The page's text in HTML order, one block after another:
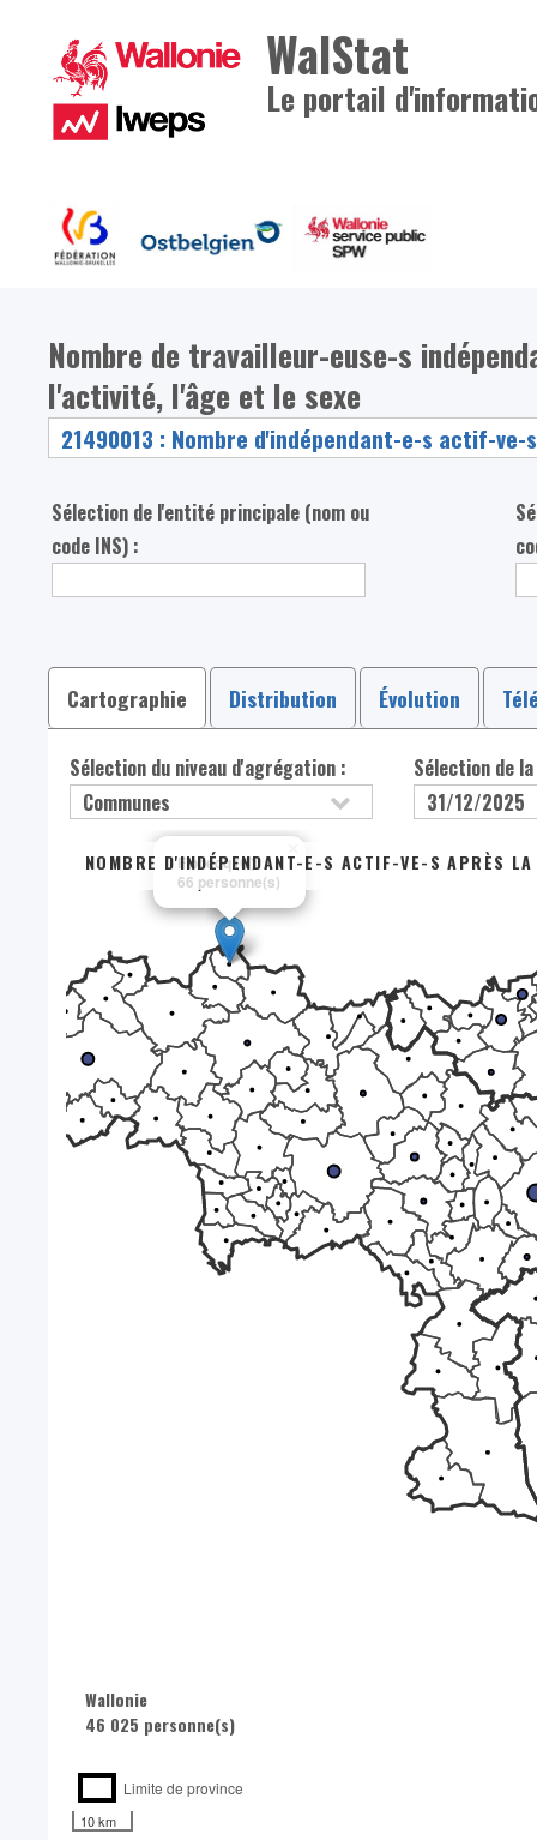
WalStat
Le portail
Nombre de travailleur-euse-s
l'activité, l'âge et le sexe
Sélection de l'entité principale (nom ou
code INS) :
Cartographie Distribution Évolution
Sélection du niveau d'agrégation : Sélection de
Flobecq (C)
66 personne(s)
NOMBRE D'INDÉPENDANT-E-S ACTIF-VE-S APRÈS
Wallonie
46 025 personne(s)
Limite de province
10 km